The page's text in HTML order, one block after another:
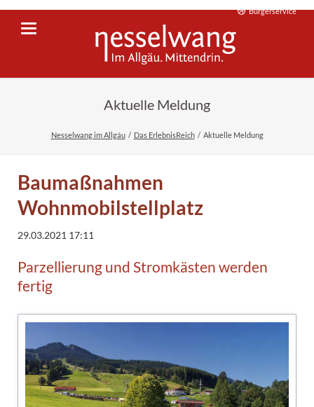
Bürgerservice
Aktuelle Meldung
Nesselwang im Allgäu Das ErlebnisReich Aktuelle Meldung
Baumaßnahmen
Wohnmobilstellplatz
29.03.2021 17:11
Parzellierung und Stromkästen werden
fertig